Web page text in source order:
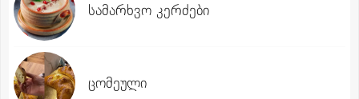
სამარხვო კერძები
ცომეული